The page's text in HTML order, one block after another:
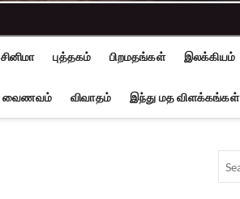
சினிமா புத்தகம் பிறமதங்கள் இலக்கியம்
வைணவம் விவாதம் இந்து மத விளக்கங்கள்